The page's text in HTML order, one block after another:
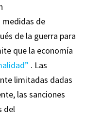
de
de la guerra para
que la economía
. Las
limitadas dadas
las sanciones
del